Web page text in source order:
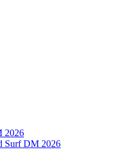
2026
Surf DM 2026